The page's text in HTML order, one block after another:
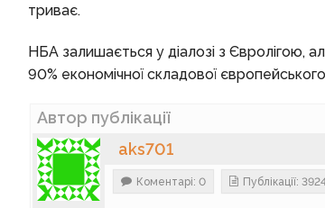
триває.
НБА залишається у діалозі з Євролігою,
90% економічної складової
Автор публікації
aks701
Коментарі: 0 Публікації: